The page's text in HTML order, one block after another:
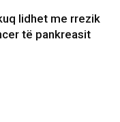
lidhet me rrezik
të pankreasit